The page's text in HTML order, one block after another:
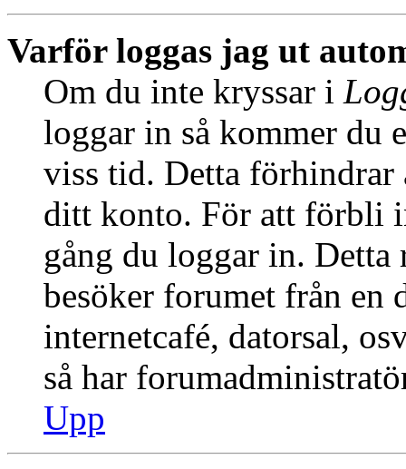
Varför loggas jag ut
Om du inte kryssar i
loggar in så kommer du
viss tid. Detta förhindrar
ditt konto. För att förbli
gång du loggar in. Detta
besöker forumet från en
internetcafé, datorsal,
så har
Upp